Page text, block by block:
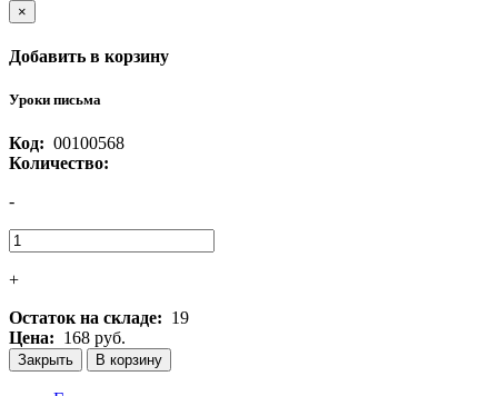
×
Добавить в корзину
Уроки письма
Код: 00100568
Количество:
-
+
Остаток на складе: 19
Цена: 168 руб.
Закрыть В корзину